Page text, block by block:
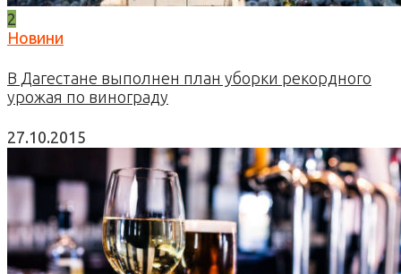
2
Новини
В Дагестане выполнен план уборки рекордного
урожая по винограду
27.10.2015